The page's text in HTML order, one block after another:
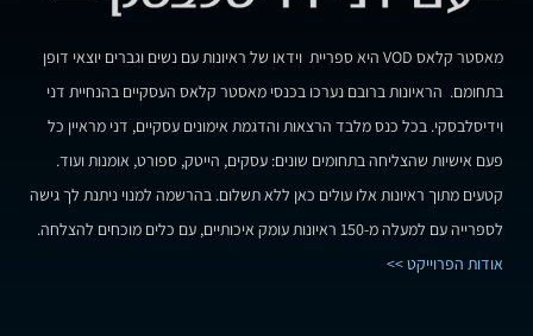
מאסטר קלאס VOD היא ספריית וידאו של ראיונות עם נשים וגברים יוצאי דופן
בתחומם. הראיונות ברובם נערכו בכנסי מאסטר קלאס העסקיים בהנחיית דני
וידיסלבסקי. בכל כנס מלבד הרצאות והדגמת אימונים עסקיים, דני מראיין כל
פעם אישיות שהצליחה בתחומים שונים: עסקים, הייטק, ספורט, אומנות ועוד.
קטעים מתוך ראיונות אלו עולים כאן ללא תשלום. בהרשמה למנוי ניתנת לך גישה
לספרייה עם למעלה מ-150 ראיונות עומק איכותיים, עם כלים מוכחים להצלחה.
אודות הפרוייקט >>